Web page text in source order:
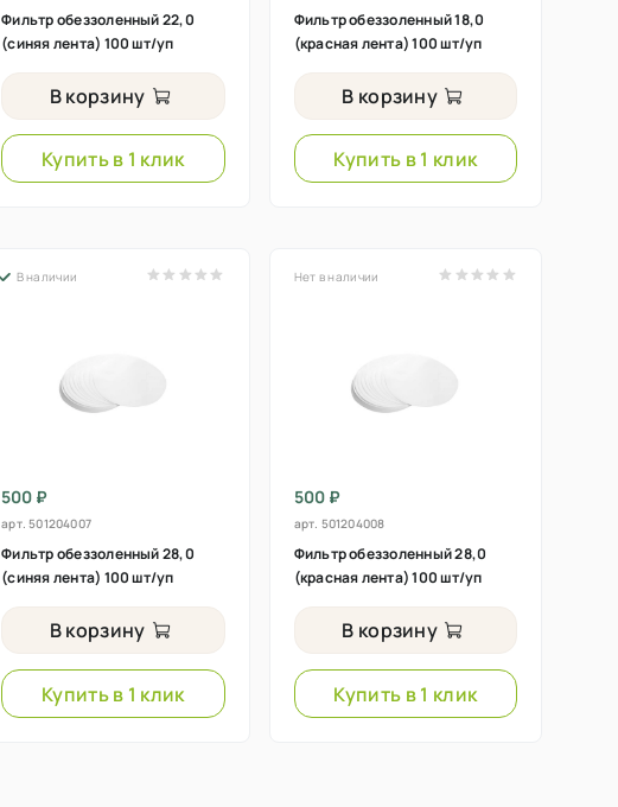
Фильтр обеззоленный 22,0
(синяя лента) 100 шт/уп
В корзину
Купить в 1 клик
Фильтр обеззоленный 18,0
(красная лента) 100 шт/уп
В корзину
Купить в 1 клик
В наличии
500 ₽
арт.501204007
Фильтр обеззоленный 28,0
(синяя лента) 100 шт/уп
В корзину
Купить в 1 клик
Нет в наличии
500 ₽
арт. 501204008
Фильтр обеззоленный 28,0
(красная лента) 100 шт/уп
В корзину
Купить в 1 клик